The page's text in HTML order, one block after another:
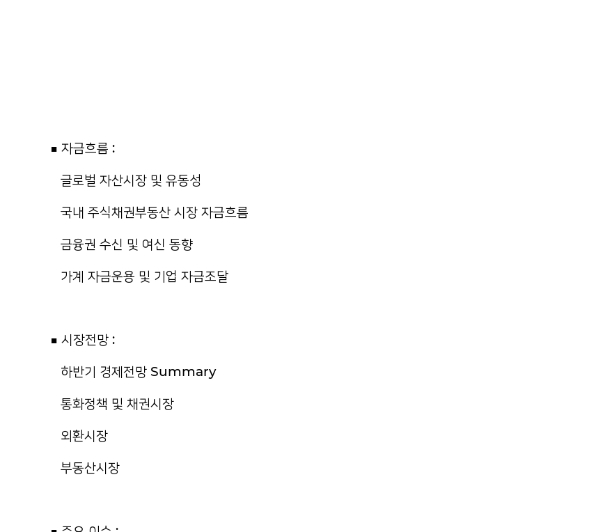
■ 자금흐름 :
글로벌 자산시장 및 유동성
국내 주식채권부동산 시장 자금흐름
금융권 수신 및 여신 동향
가계 자금운용 및 기업 자금조달
■ 시장전망 :
하반기 경제전망 Summary
통화정책 및 채권시장
외환시장
부동산시장